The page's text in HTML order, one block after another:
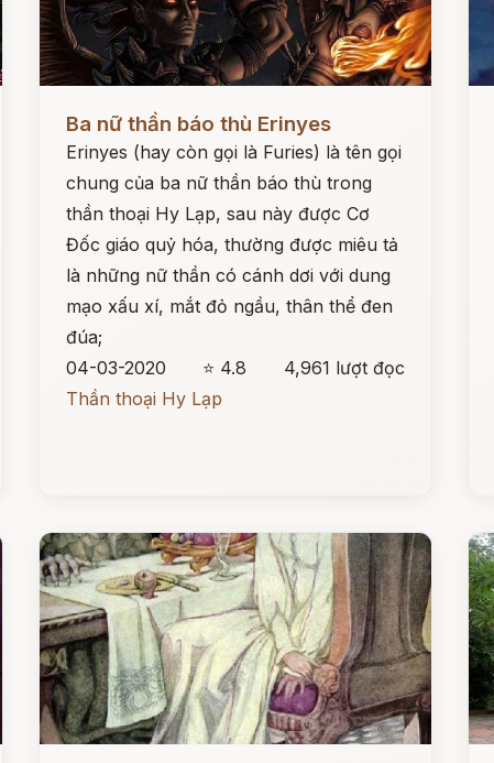
Ba nữ thần báo thù Erinyes
Erinyes (hay còn gọi là Furies) là tên gọi
chung của ba nữ thần báo thù trong
thần thoại Hy Lạp, sau này được Cơ
Đốc giáo quỷ hóa, thường được miêu tả
là những nữ thần có cánh dơi với dung
mạo xấu xí, mắt đỏ ngầu, thân thể đen
đúa;
04-03-2020
⭐ 4.8
4,961 lượt đọc
Thần thoại Hy Lạp